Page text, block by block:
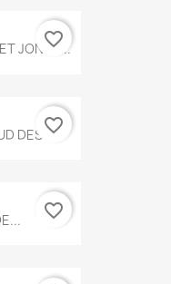
JONES...
favorite_border
DES...favorite_border
favorite_border